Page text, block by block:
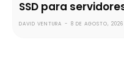
SSD para
DAVID VENTURA - 8 DE AGOSTO, 2026